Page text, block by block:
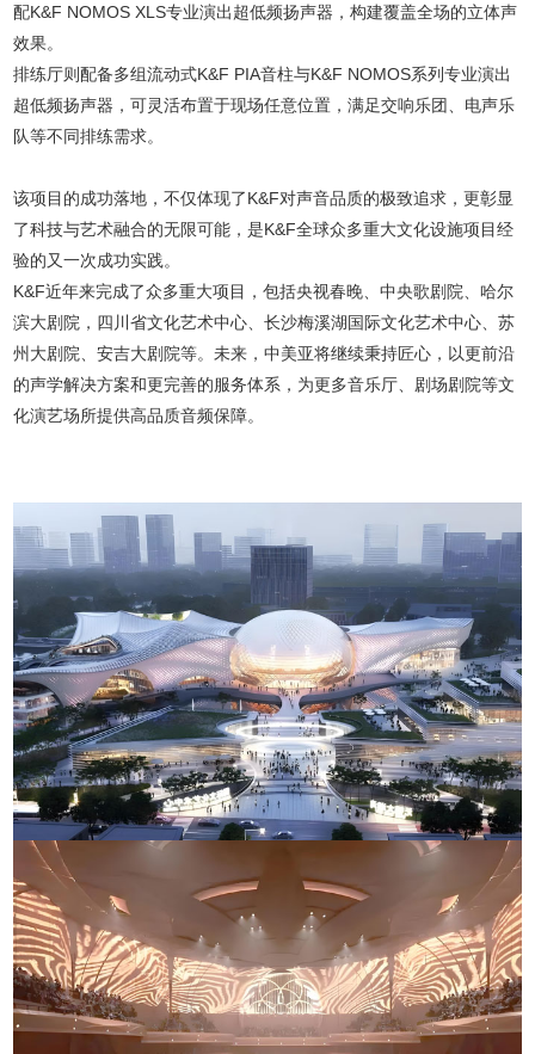
配K&F NOMOS XLS专业演出超低频扬声器，构建覆盖全场的立体声
效果。
排练厅则配备多组流动式K&F PIA音柱与K&F NOMOS系列专业演出
超低频扬声器，可灵活布置于现场任意位置，满足交响乐团、电声乐
队等不同排练需求。
该项目的成功落地，不仅体现了K&F对声音品质的极致追求，更彰显
了科技与艺术融合的无限可能，是K&F全球众多重大文化设施项目经
验的又一次成功实践。
K&F近年来完成了众多重大项目，包括央视春晚、中央歌剧院、哈尔
滨大剧院，四川省文化艺术中心、长沙梅溪湖国际文化艺术中心、苏
州大剧院、安吉大剧院等。未来，中美亚将继续秉持匠心，以更前沿
的声学解决方案和更完善的服务体系，为更多音乐厅、剧场剧院等文
化演艺场所提供高品质音频保障。